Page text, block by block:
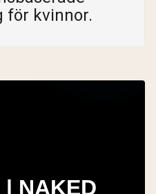
för kvinnor.
| NAKED